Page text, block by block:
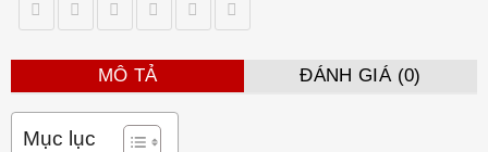
MÔ TẢ ĐÁNH GIÁ (0)
Mục lục